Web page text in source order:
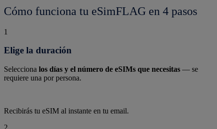
Cómo funciona tu eSimFLAG en 4 pasos
1
Elige la duración
Selecciona los días y el número de eSIMs que necesitas — se
requiere una por persona.
Recibirás tu eSIM al instante en tu email.